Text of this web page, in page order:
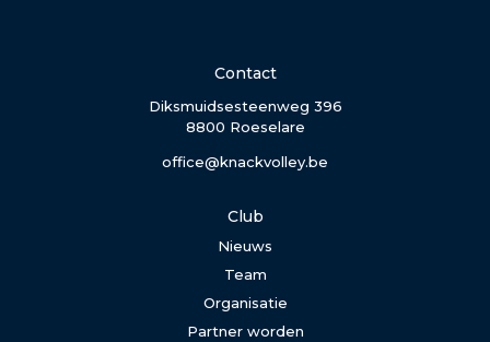
Contact
Diksmuidsesteenweg 396
8800 Roeselare
office@knackvolley.be
Club
Nieuws
Team
Organisatie
Partner worden